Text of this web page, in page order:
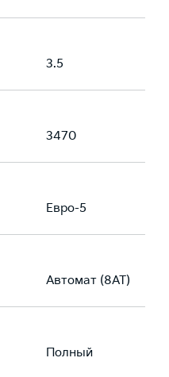
3.5
3470
Евро-5
Автомат (8AT)
Полный